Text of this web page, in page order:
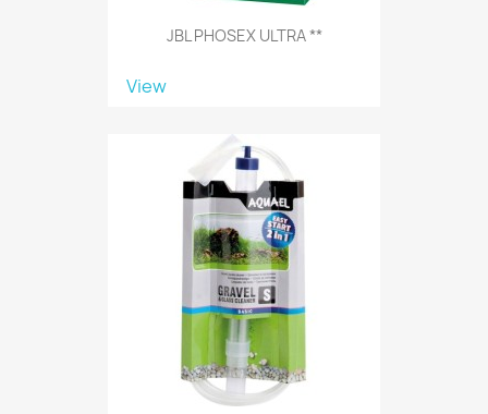
JBL PHOSEX ULTRA **
View